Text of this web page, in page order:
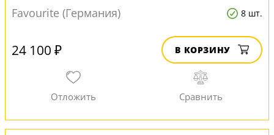
Favourite (Германия) 8 шт.
24 100 ₽ В КОРЗИНУ